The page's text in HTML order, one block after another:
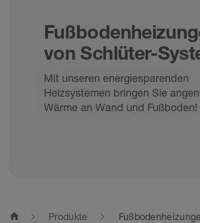
von Schlüter-
Mit unseren energiesparenden
Heizsystemen bringen Sie
Wärme an Wand und Fußboden!
home Produkte